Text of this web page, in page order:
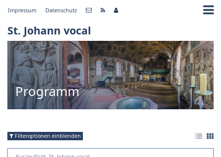
Impressum Datenschutz
St. Johann vocal
Programm
Filteroptionen einblenden